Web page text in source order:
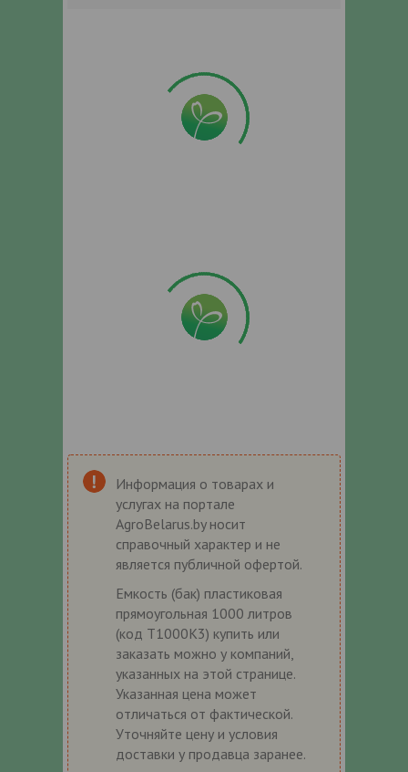
Информация о товарах и
услугах на портале
AgroBelarus.by носит
справочный характер и не
является публичной офертой.
Емкость (бак) пластиковая
прямоугольная 1000 литров
(код Т1000К3) купить или
заказать можно у компаний,
указанных на этой странице.
Указанная цена может
отличаться от фактической.
Уточняйте цену и условия
доставки у продавца заранее.